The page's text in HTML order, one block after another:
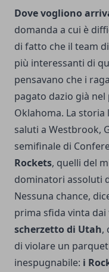
Dove vogliono
domanda a cui è
di fatto che il team
più interessanti di
pensavano che i
pagato dazio già
Oklahoma. La
saluti a Westbrook,
semifinale di
Rockets, quelli del
dominatori assoluti
Nessuna chance,
prima sfida vinta dai
scherzetto di Utah,
di violare un
inespugnabile: i